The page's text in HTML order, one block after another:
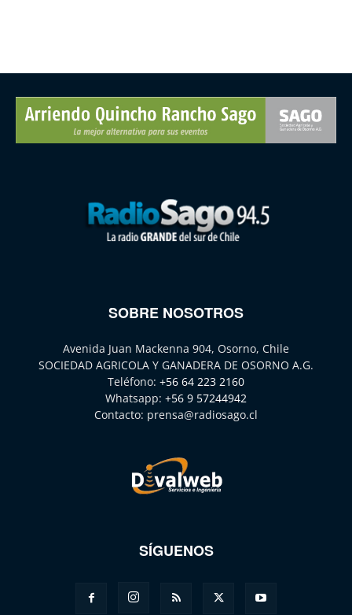
SOBRE NOSOTROS
Avenida Juan Mackenna 904, Osorno, Chile
SOCIEDAD AGRICOLA Y GANADERA DE OSORNO A.G.
Teléfono: +56 64 223 2160
Whatsapp: +56 9 57244942
Contacto: prensa@radiosago.cl
SÍGUENOS